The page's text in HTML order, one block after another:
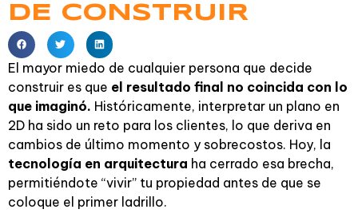
DE CONSTRUIR
El mayor miedo de cualquier persona que decide
construir es que el resultado final no coincida con lo
que imaginó. Históricamente, interpretar un plano en
2D ha sido un reto para los clientes, lo que deriva en
cambios de último momento y sobrecostos. Hoy, la
tecnología en arquitectura ha cerrado esa brecha,
permitiéndote “vivir” tu propiedad antes de que se
coloque el primer ladrillo.